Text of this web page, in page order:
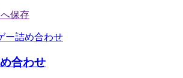
合わせ